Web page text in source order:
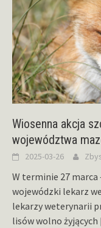
Wiosenna akcja
województwa
2025-03-26
W terminie 27 marca
wojewódzki lekarz
lekarzy weterynarii
lisów wolno żyjących